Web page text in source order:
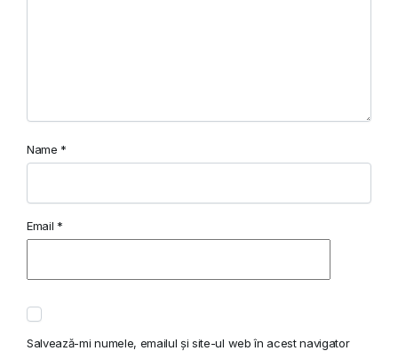
Name *
Email *
Salvează-mi numele, emailul și site-ul web în acest navigator